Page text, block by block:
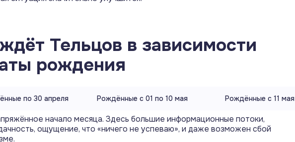
Тельцов в зависимости
рождения
по 30 апреля Рождённые с 01 по 10 мая Рождённые с 11 мая
начало месяца. Здесь большие информационные потоки,
ощущение, что «ничего не успеваю», и даже возможен сбой